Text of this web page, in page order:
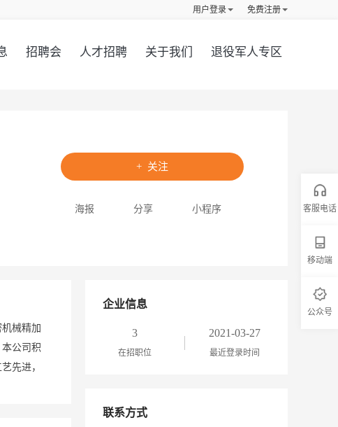
免费注册
用户登录
招聘会 人才招聘 关于我们 退役军人专区
+ 关注
海报 分享 小程序
械精加
公司积
先进，
企业信息
3
在招职位
2021-03-27
最近登录时间
联系方式
客服电话
移动端
公众号